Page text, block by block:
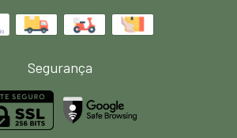
Segurança